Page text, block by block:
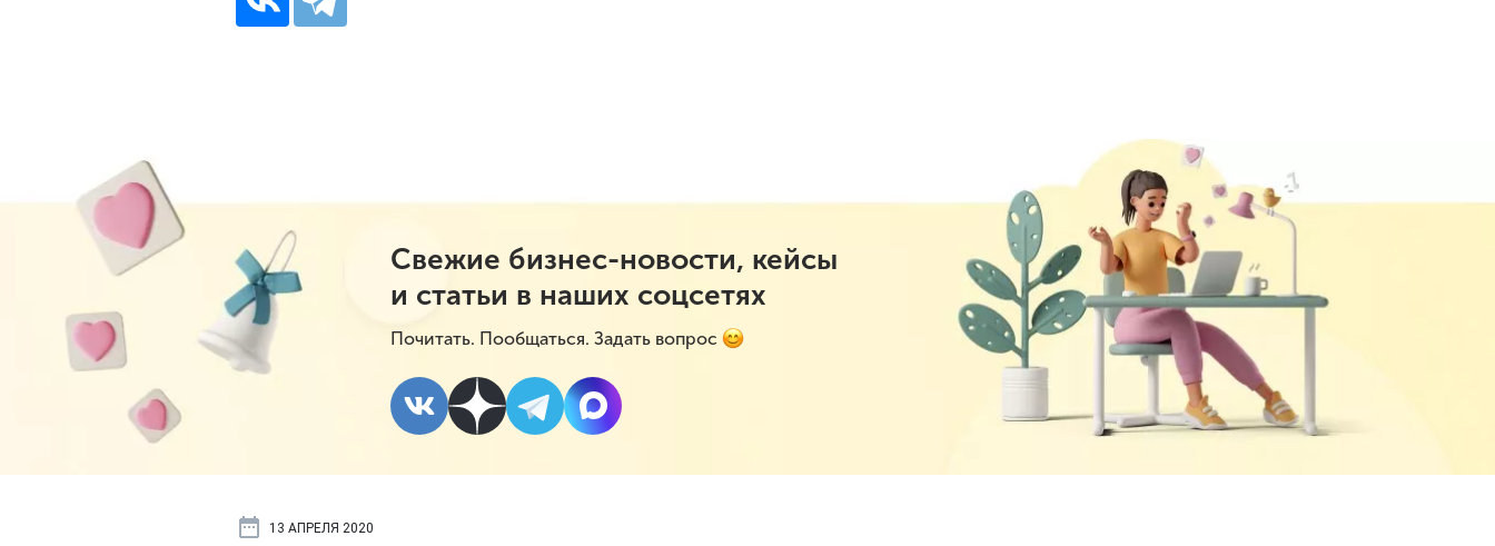
Свежие бизнес-новости, кейсы
и статьи в наших соцсетях
Почитать. Пообщаться. Задать вопрос
13 АПРЕЛЯ 2020